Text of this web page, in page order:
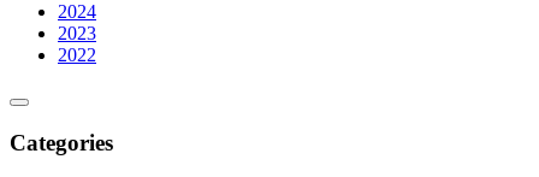
2024
2023
2022
Categories